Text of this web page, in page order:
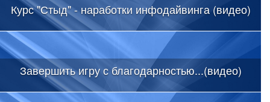
Курс "Стыд" - наработки инфодайвинга (видео)
Завершить игру с благодарностью...(видео)